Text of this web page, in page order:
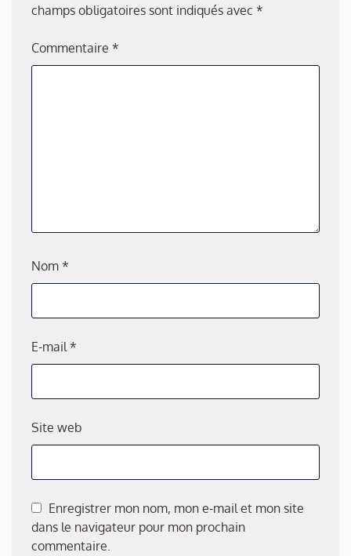
champs obligatoires sont indiqués avec *
Commentaire *
Nom *
E-mail *
Site web
Enregistrer mon nom, mon e-mail et mon site
dans le navigateur pour mon prochain
commentaire.